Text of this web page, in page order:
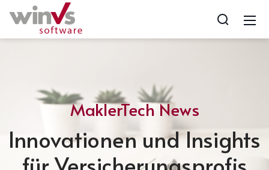
MaklerTech News
Innovationen und Insights